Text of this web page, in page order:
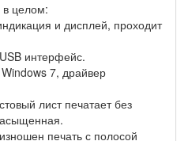
в целом:
и дисплей, проходит
интерфейс.
7, драйвер
лист печатает без
печать с полосой